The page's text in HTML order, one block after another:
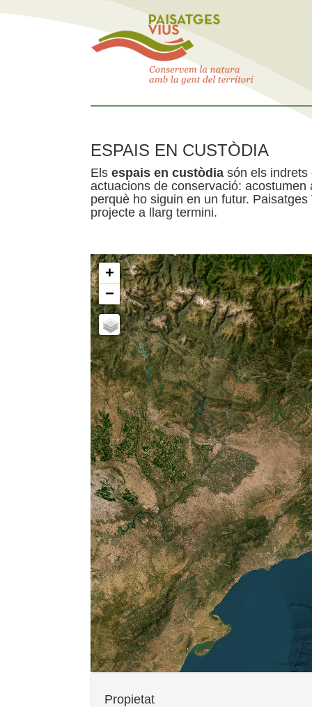
ESPAIS EN CUSTÒDIA
Els espais en custòdia són els indrets
actuacions de conservació:
perquè ho siguin en un futur.
projecte a llarg termini.
+
−
Propietat